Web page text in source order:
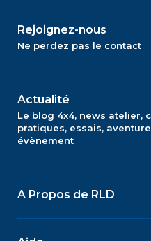
Rejoignez-nous
Ne perdez pas le contact
Actualité
Le blog 4x4, news atelier,
pratiques, essais,
évènement
A Propos de RLD